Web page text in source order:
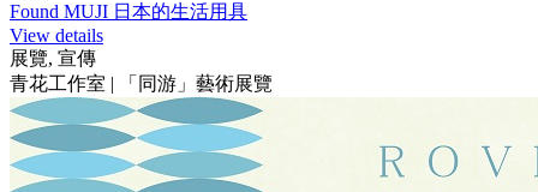
Found MUJI 日本的生活用具
View details
展覽, 宣傳
青花工作室 | 「同游」藝術展覽